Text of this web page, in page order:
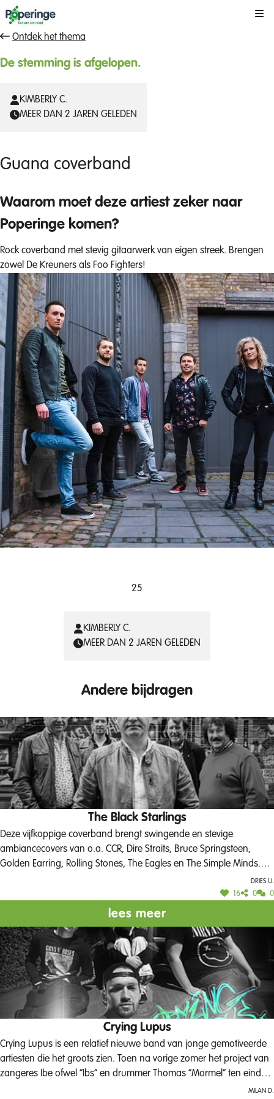
Ontdek het thema
De stemming is afgelopen.
KIMBERLY C.
MEER DAN 2 JAREN GELEDEN
Guana coverband
Waarom moet deze artiest zeker naar
Poperinge komen?
Rock coverband met stevig gitaarwerk van eigen streek. Brengen
zowel De Kreuners als Foo Fighters!
25
KIMBERLY C.
MEER DAN 2 JAREN GELEDEN
Andere bijdragen
The Black Starlings
Deze vijfkoppige coverband brengt swingende en stevige
ambiancecovers van o.a. CCR, Dire Straits, Bruce Springsteen,
Golden Earring, Rolling Stones, The Eagles en The Simple Minds.
Dries U.
16 0 0
lees meer
Crying Lupus
Crying Lupus is een relatief nieuwe band van jonge gemotiveerde
artiesten die het groots zien. Toen na vorige zomer het project van
zangeres Ibe ofwel “Ibs” en drummer Thomas “Mormel” ten einde
liep, bleven ze niet bij de pakken zitten en gingen direct op zoekMilan D.